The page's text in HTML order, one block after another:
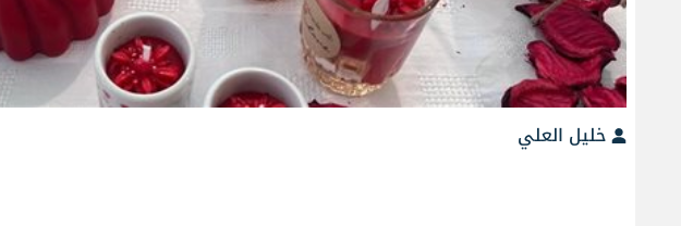
خليل العلي